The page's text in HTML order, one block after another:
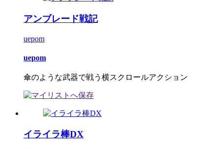
アンブレード戦記
uepom
uepom
傘のような武器で戦う横スクロールアクション
イライラ棒DX